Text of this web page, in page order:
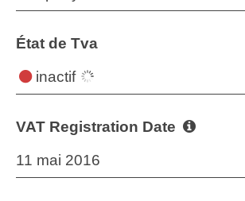
État de Tva
inactif
VAT Registration Date
11 mai 2016